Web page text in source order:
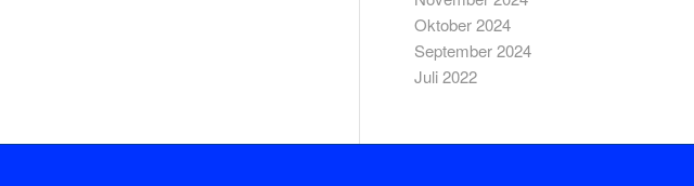
Oktober 2024
September 2024
Juli 2022